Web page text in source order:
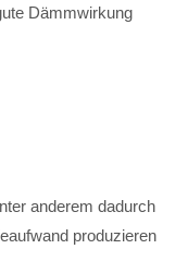
Dämmwirkung
anderem dadurch
produzieren